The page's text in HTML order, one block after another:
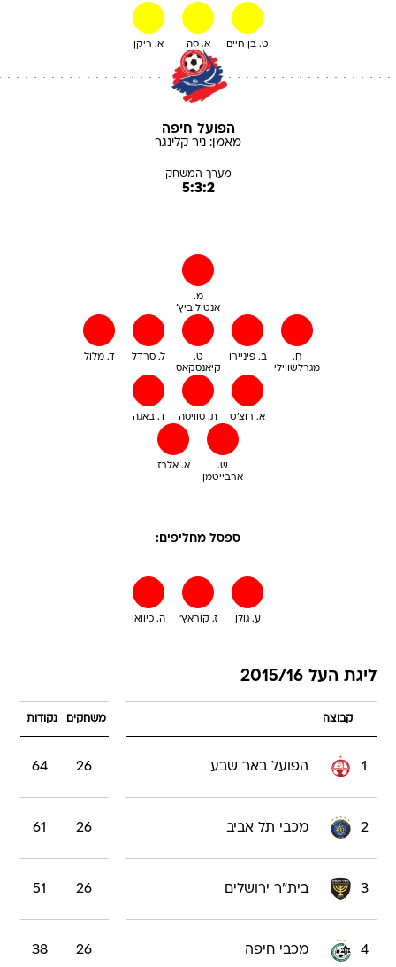
א. ריקן א. סה ט. בן חיים
הפועל חיפה
מאמן: ניר קלינגר
מערך המשחק
5:3:2
מ.
אנטולוביץ'
ד. מלול ל. סרדל
ט.
קיאנסקאס
ב. פיניירו
ח.
מגרלשווילי
ד. באגה ת. סוויסה א. רוצ'ט
א. אלבז
ש.
ארבייטמן
ספסל מחליפים:
ה. כיוואן ז. קוראץ' ע. גולן
ליגת העל 2015/16
קבוצה משחקים נקודות
1 הפועל באר שבע 26
64
2 מכבי תל אביב 26
61
3 בית"ר ירושלים 26
51
4 מכבי חיפה 26
38